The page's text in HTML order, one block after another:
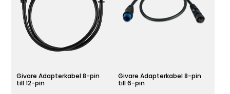
Givare Adapterkabel 8-pin
till 12-pin
Givare Adapterkabel 8-pin
till 6-pin